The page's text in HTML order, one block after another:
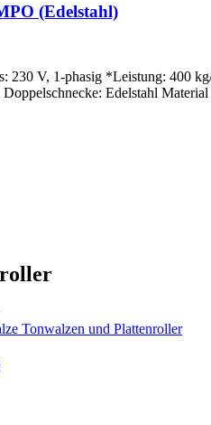
(Edelstahl)
230 V, 1-phasig *Leistung: 400
Edelstahl